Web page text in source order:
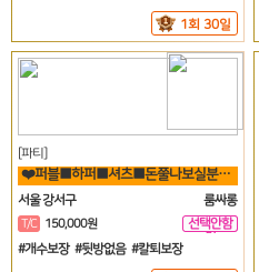
1회 30일
[파티]
❤️퍼블■하퍼■셔츠■돈쭐나보실분!■술강요X■출퇴근맘대로■갯수보장❤️
서울 강서구
룸싸롱
T/C 150,000원
선택안함
일
#개수보장 #뒷방없음 #칼퇴보장